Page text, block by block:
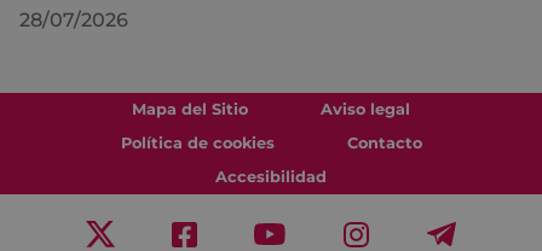
28/07/2026
Mapa del Sitio
Aviso legal
Política de cookies
Contacto
Accesibilidad